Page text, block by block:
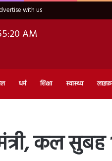
with us
AM
धर्म शिक्षा स्वास्थ्य
कल